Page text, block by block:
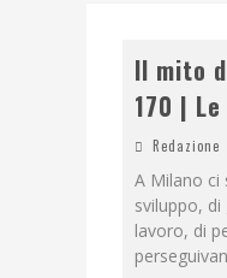
Il mito
170 |
Redazione
A Milano ci
sviluppo,
lavoro, di